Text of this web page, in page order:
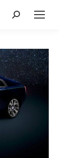
Cerca: